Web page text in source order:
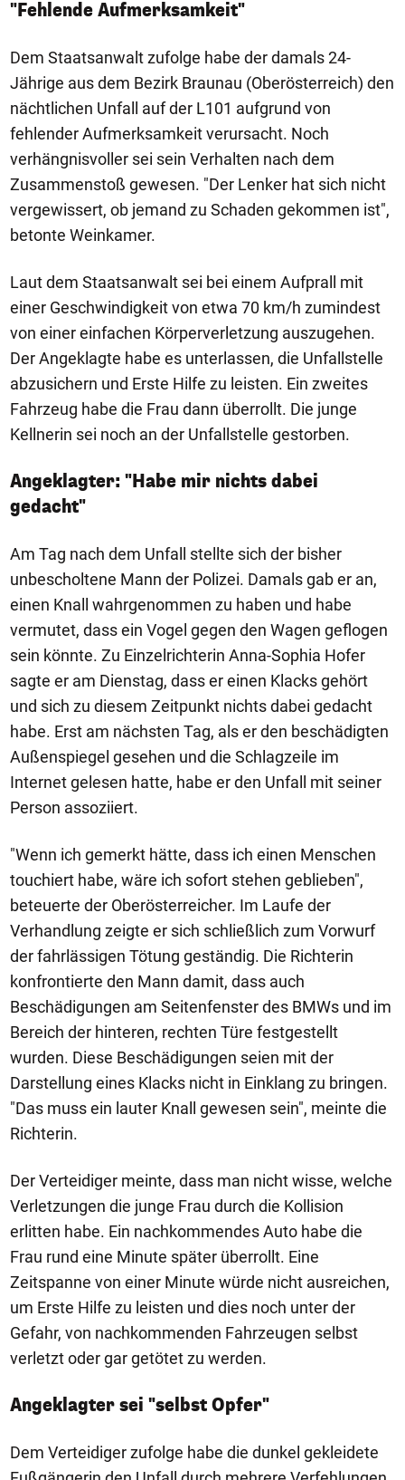
"Fehlende Aufmerksamkeit"
Dem Staatsanwalt zufolge habe der damals 24-
Jährige aus dem Bezirk Braunau (Oberösterreich) den
nächtlichen Unfall auf der L101 aufgrund von
fehlender Aufmerksamkeit verursacht. Noch
verhängnisvoller sei sein Verhalten nach dem
Zusammenstoß gewesen. "Der Lenker hat sich nicht
vergewissert, ob jemand zu Schaden gekommen ist",
betonte Weinkamer.
Laut dem Staatsanwalt sei bei einem Aufprall mit
einer Geschwindigkeit von etwa 70 km/h zumindest
von einer einfachen Körperverletzung auszugehen.
Der Angeklagte habe es unterlassen, die Unfallstelle
abzusichern und Erste Hilfe zu leisten. Ein zweites
Fahrzeug habe die Frau dann überrollt. Die junge
Kellnerin sei noch an der Unfallstelle gestorben.
Angeklagter: "Habe mir nichts dabei
gedacht"
Am Tag nach dem Unfall stellte sich der bisher
unbescholtene Mann der Polizei. Damals gab er an,
einen Knall wahrgenommen zu haben und habe
vermutet, dass ein Vogel gegen den Wagen geflogen
sein könnte. Zu Einzelrichterin Anna-Sophia Hofer
sagte er am Dienstag, dass er einen Klacks gehört
und sich zu diesem Zeitpunkt nichts dabei gedacht
habe. Erst am nächsten Tag, als er den beschädigten
Außenspiegel gesehen und die Schlagzeile im
Internet gelesen hatte, habe er den Unfall mit seiner
Person assoziiert.
"Wenn ich gemerkt hätte, dass ich einen Menschen
touchiert habe, wäre ich sofort stehen geblieben",
beteuerte der Oberösterreicher. Im Laufe der
Verhandlung zeigte er sich schließlich zum Vorwurf
der fahrlässigen Tötung geständig. Die Richterin
konfrontierte den Mann damit, dass auch
Beschädigungen am Seitenfenster des BMWs und im
Bereich der hinteren, rechten Türe festgestellt
wurden. Diese Beschädigungen seien mit der
Darstellung eines Klacks nicht in Einklang zu bringen.
"Das muss ein lauter Knall gewesen sein", meinte die
Richterin.
Der Verteidiger meinte, dass man nicht wisse, welche
Verletzungen die junge Frau durch die Kollision
erlitten habe. Ein nachkommendes Auto habe die
Frau rund eine Minute später überrollt. Eine
Zeitspanne von einer Minute würde nicht ausreichen,
um Erste Hilfe zu leisten und dies noch unter der
Gefahr, von nachkommenden Fahrzeugen selbst
verletzt oder gar getötet zu werden.
Angeklagter sei "selbst Opfer"
Dem Verteidiger zufolge habe die dunkel gekleidete